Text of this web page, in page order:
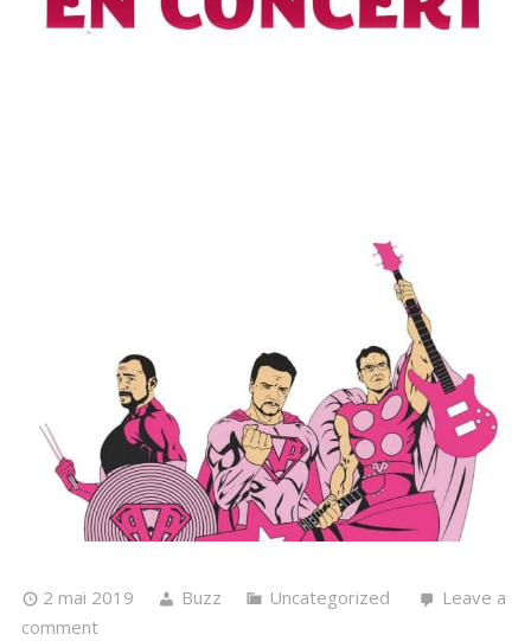
2 mai 2019 Buzz Uncategorized
Leave a
comment